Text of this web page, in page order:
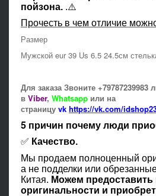
пойзона. .⚠️
Прочесть в чем отличие
Размер
Мужской eur 39 Us 6.5 24.5см
Для заказа Звоните +79787239983
в Viber, Whatsapp или на
страницу vk https://vk.com/
5 причин почему люди
✅ Качество.
Мы продаем полноценный
а не подделки или
Китая. Можем
оригинальности и